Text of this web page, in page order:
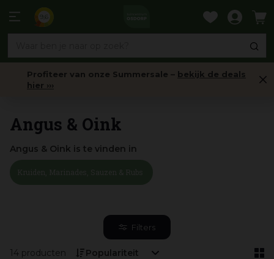
naar
Profiteer van onze Summersale – bekijk de deals
hier ›››
Angus & Oink
Angus & Oink is te vinden in
Filters
14 producten